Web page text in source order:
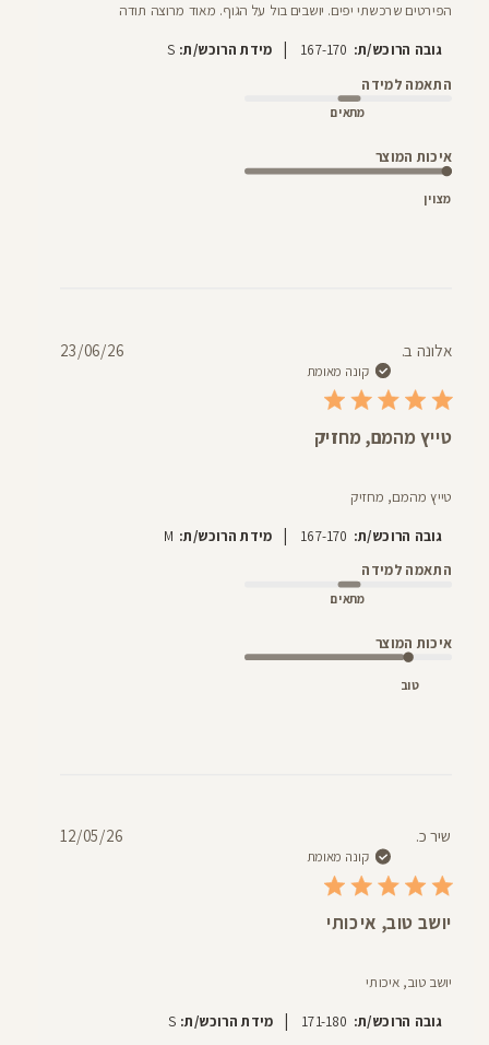
הפירטים שרכשתי יפים. יושבים בול על הגוף. מאוד מרוצה תודה
גובה הרוכש/ת: 167-170 מידת הרוכש/ת: S
התאמה למידה
מתאים
איכות המוצר
מצוין
אלונה ב.
קונה מאומת
טייץ מהמם, מחזיק
טייץ מהמם, מחזיק
גובה הרוכש/ת: 167-170 מידת הרוכש/ת: M
התאמה למידה
מתאים
איכות המוצר
טוב
23/06/26
שיר כ.
קונה מאומת
יושב טוב, איכותי
יושב טוב, איכותי
גובה הרוכש/ת: 171-180 מידת הרוכש/ת: S
תאריך12/05/26